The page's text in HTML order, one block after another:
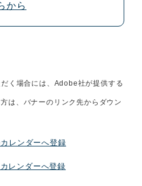
から
く場合には、Adobe社が提供する
は、バナーのリンク先からダウン
レンダーへ登録
レンダーへ登録